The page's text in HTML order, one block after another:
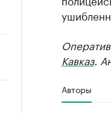
Кавказ.
Авторы